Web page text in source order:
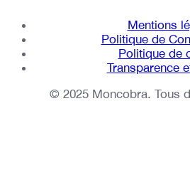
Mentions
Politique de
Politique de
Transparence
© 2025 Moncobra. Tous